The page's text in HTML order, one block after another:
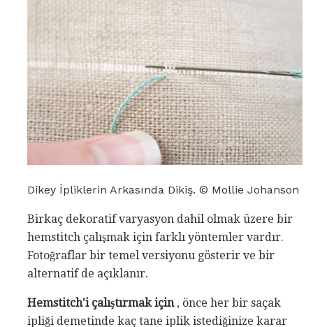
Dikey İpliklerin Arkasında Dikiş. © Mollie Johanson
Birkaç dekoratif varyasyon dahil olmak üzere bir
hemstitch çalışmak için farklı yöntemler vardır.
Fotoğraflar bir temel versiyonu gösterir ve bir
alternatif de açıklanır.
Hemstitch'i çalıştırmak için, önce her bir saçak
ipliği demetinde kaç tane iplik istediğinize karar